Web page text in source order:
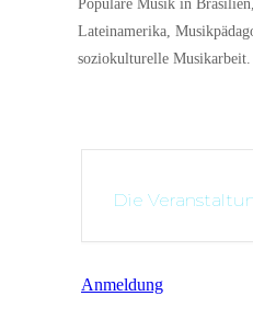
Populäre Musik in
Lateinamerika,
soziokulturelle Musikarbeit.
Die
Anmeldung